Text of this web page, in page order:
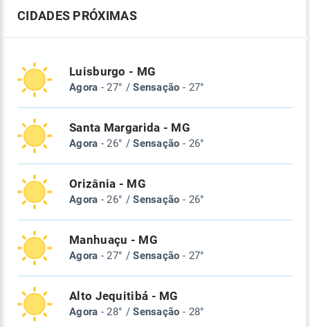
CIDADES PRÓXIMAS
Luisburgo - MG
Agora - 27° /Sensação - 27°
Santa Margarida - MG
Agora - 26° /Sensação - 26°
Orizânia - MG
Agora - 26° /Sensação - 26°
Manhuaçu - MG
Agora - 27° /Sensação - 27°
Alto Jequitibá - MG
Agora - 28° /Sensação - 28°